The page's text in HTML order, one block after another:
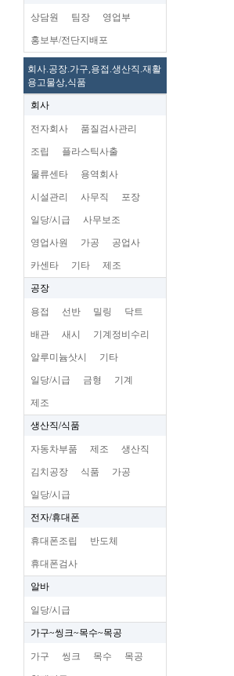
상담원 팀장 영업부
홍보부/전단지배포
회사.공장.가구,용접.생산직.재활
용고물상,식품
회사
전자회사 품질검사관리
조립 플라스틱사출
물류센타 용역회사
시설관리 사무직 포장
일당/시급 사무보조
영업사원 가공 공업사
카센타 기타 제조
공장
용접 선반 밀링 닥트
배관 새시 기계정비수리
알루미늄삿시 기타
일당/시급 금형 기계
제조
생산직/식품
자동차부품 제조 생산직
김치공장 식품 가공
일당/시급
전자/휴대폰
휴대폰조립 반도체
휴대폰검사
알바
일당/시급
가구~씽크~목수~목공
가구 씽크 목수 목공